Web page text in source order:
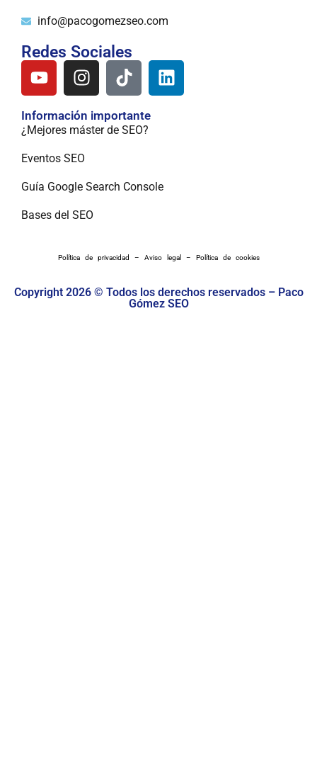
info@pacogomezseo.com
Redes Sociales
Información importante
¿Mejores máster de SEO?
Eventos SEO
Guía Google Search Console
Bases del SEO
Política de privacidad – Aviso legal – Política de cookies
Copyright 2026 © Todos los derechos reservados – Paco
Gómez SEO